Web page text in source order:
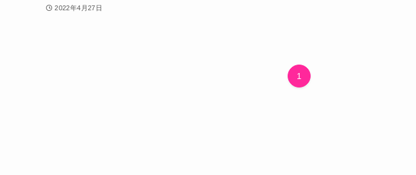
2022年4月27日
1